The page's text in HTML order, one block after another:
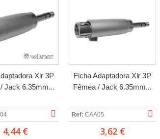
Xlr 3P
Jack 6.35mm...
4,44 €
Ficha Adaptadora Xlr 3P
Fêmea / Jack 6.35mm...
Ref: CAA05
3,62 €